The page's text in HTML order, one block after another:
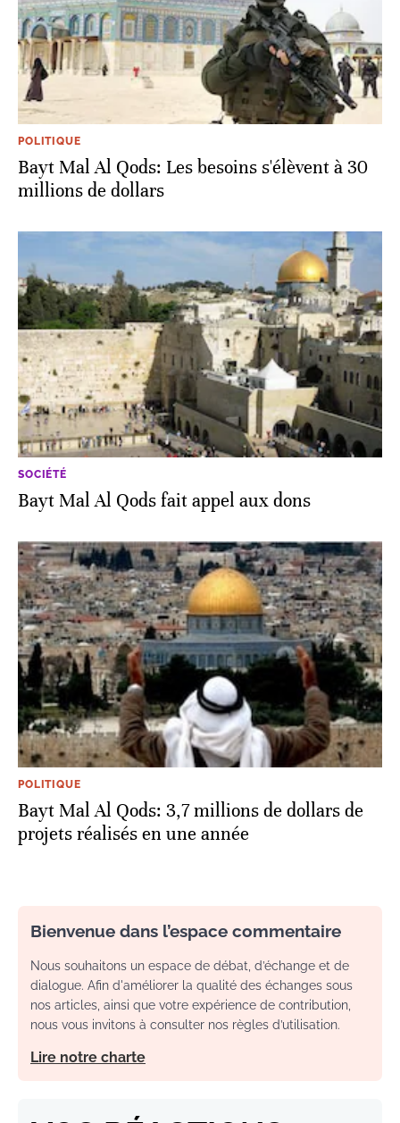
POLITIQUE
Bayt Mal Al Qods: Les besoins s'élèvent à 30
millions de dollars
SOCIÉTÉ
Bayt Mal Al Qods fait appel aux dons
POLITIQUE
Bayt Mal Al Qods: 3,7 millions de dollars de
projets réalisés en une année
Bienvenue dans l’espace commentaire
Nous souhaitons un espace de débat, d’échange et de
dialogue. Afin d'améliorer la qualité des échanges sous
nos articles, ainsi que votre expérience de contribution,
nous vous invitons à consulter nos règles d’utilisation.
Lire notre charte